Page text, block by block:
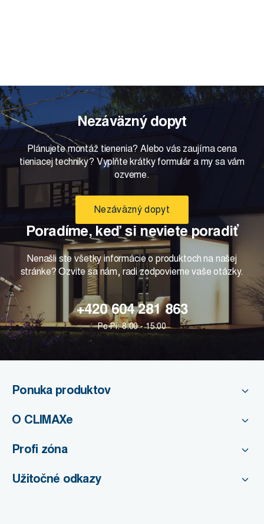
Nezáväzný dopyt
Plánujete montáž tienenia? Alebo vás zaujíma cena
tieniacej techniky? Vyplňte krátky formulár a my sa vám
ozveme.
Nezáväzný dopyt
Poradíme, keď si neviete poradiť
Nenašli ste všetky informácie o produktoch na našej
stránke? Ozvite sa nám, radi zodpovieme vaše otázky.
+420 604 281 863
Po-Pi: 8:00 - 15:00
Ponuka produktov
O CLIMAXe
Profi zóna
Užitočné odkazy